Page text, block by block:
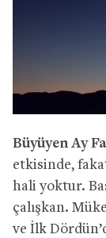
Büyüyen Ay
etkisinde,
hali yoktur.
çalışkan.
ve İlk